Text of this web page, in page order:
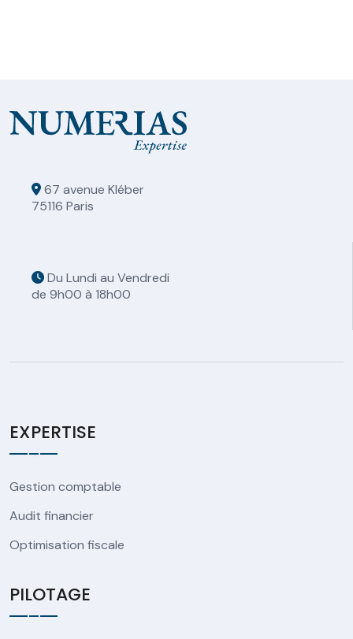
67 avenue Kléber
75116 Paris
Du Lundi au Vendredi
de 9h00 à 18h00
EXPERTISE
Gestion comptable
Audit financier
Optimisation fiscale
PILOTAGE